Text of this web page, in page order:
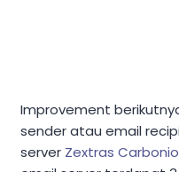
Improvement
sender atau email
server Zextras Carbonio